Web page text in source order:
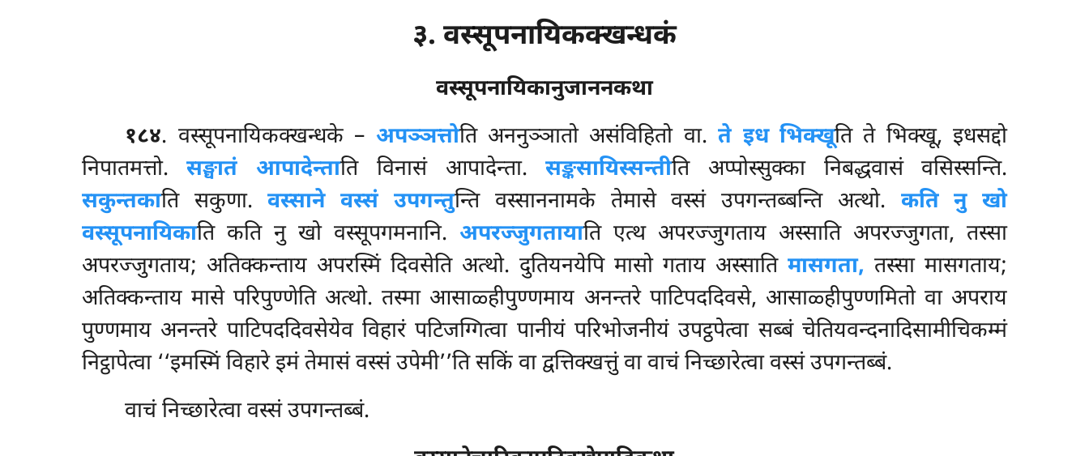
३. वस्सूपनायिकक्खन्धकं
वस्सूपनायिकानुजाननकथा
१८४. वस्सूपनायिकक्खन्धके – अपञ्ञत्तोति अननुञ्ञातो असंविहितो वा.ते इध भिक्खूति ते भिक्खू, इधसद्दो
निपातमत्तो.सङ्घातं आपादेन्ताति विनासं आपादेन्ता.सङ्कसायिस्सन्तीति अप्पोस्सुक्का निबद्धवासं वसिस्सन्ति.
सकुन्तकाति सकुणा.वस्साने वस्सं उपगन्तुन्ति वस्साननामके तेमासे वस्सं उपगन्तब्बन्ति अत्थो. कति नु खो
वस्सूपनायिकाति कति नु खो वस्सूपगमनानि. अपरज्जुगतायाति एत्थ अपरज्जुगताय अस्साति अपरज्जुगता, तस्सा
अपरज्जुगताय; अतिक्कन्ताय अपरस्मिं दिवसेति अत्थो. दुतियनयेपि मासो गताय अस्सातिमासगता, तस्सा मासगताय;
अतिक्कन्ताय मासे परिपुण्णेति अत्थो. तस्मा आसाळ्हीपुण्णमाय अनन्तरे पाटिपददिवसे, आसाळ्हीपुण्णमितो वा अपराय
पुण्णमाय अनन्तरे पाटिपददिवसेयेव विहारं पटिजग्गित्वा पानीयं परिभोजनीयं उपट्ठपेत्वा सब्बं चेतियवन्दनादिसामीचिकम्मं
निट्ठापेत्वा ‘‘इमस्मिं विहारे इमं तेमासं वस्सं उपेमी’’ति सकिं वा द्वत्तिक्खत्तुं वा वाचं निच्छारेत्वा वस्सं उपगन्तब्बं.
वाचं निच्छारेत्वा वस्सं उपगन्तब्बं.